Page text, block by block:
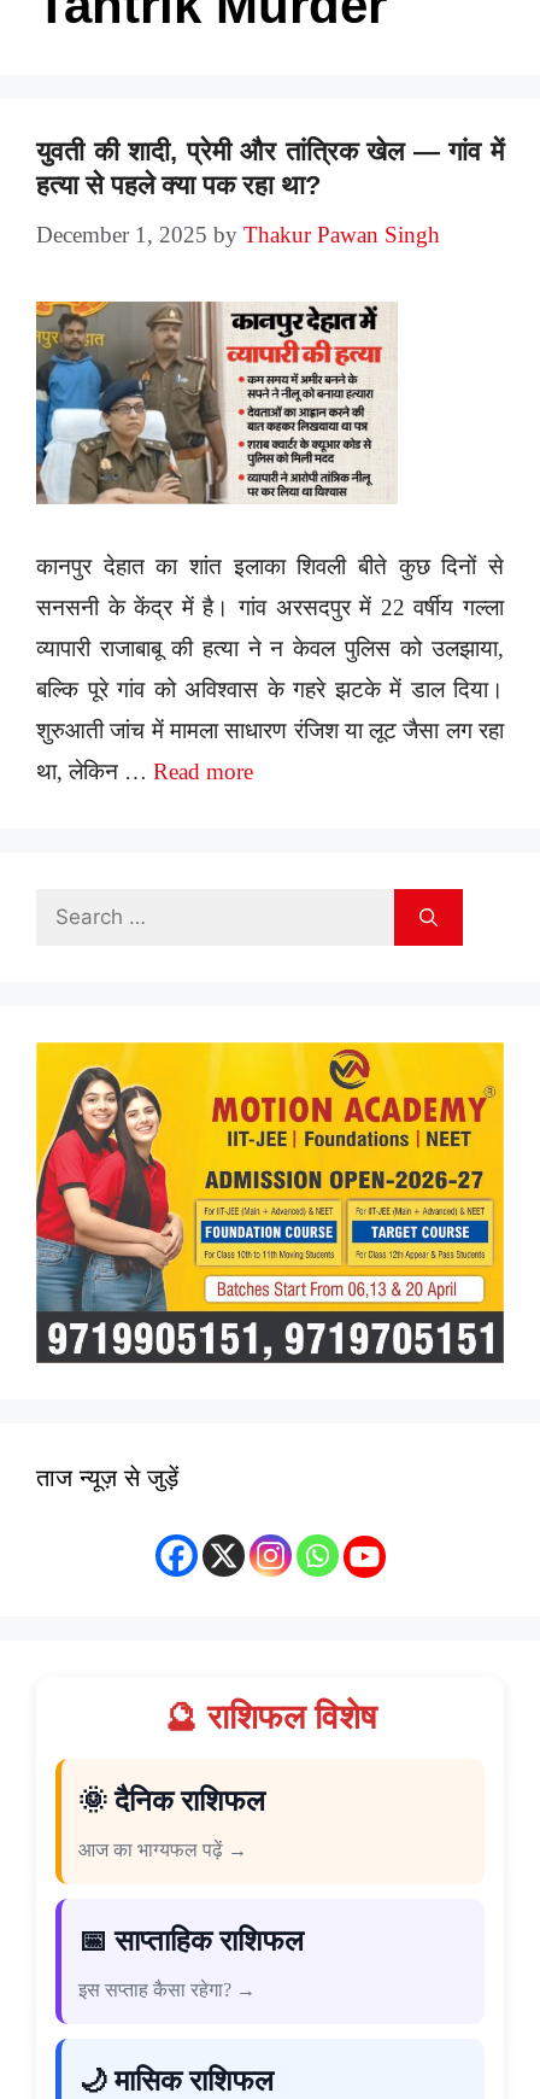
युवती की शादी, प्रेमी और तांत्रिक खेल — गांव में
हत्या से पहले क्या पक रहा था?
December 1, 2025 by Thakur Pawan Singh
कानपुर देहात का शांत इलाका शिवली बीते कुछ दिनों से
सनसनी के केंद्र में है। गांव अरसदपुर में 22 वर्षीय गल्ला
व्यापारी राजाबाबू की हत्या ने न केवल पुलिस को उलझाया,
बल्कि पूरे गांव को अविश्वास के गहरे झटके में डाल दिया।
शुरुआती जांच में मामला साधारण रंजिश या लूट जैसा लग रहा
था, लेकिन … Read more
Search
ताज न्यूज़ से जुड़ें
🔮 राशिफल विशेष
🌞 दैनिक राशिफल
आज का भाग्यफल पढ़ें →
📅 साप्ताहिक राशिफल
इस सप्ताह कैसा रहेगा? →
🌙 मासिक राशिफल